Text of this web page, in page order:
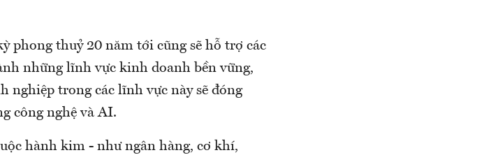
phong thuỷ 20 năm tới cũng sẽ hỗ trợ các
những lĩnh vực kinh doanh bền vững,
nghiệp trong các lĩnh vực này sẽ đóng
công nghệ và AI.
hành kim - như ngân hàng, cơ khí,